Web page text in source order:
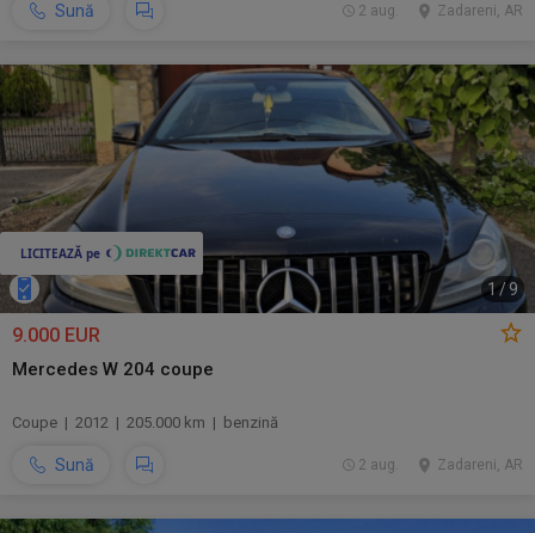
Sună Zadareni, AR
2 aug.
1/ 9
9.000 EUR
Mercedes W 204 coupe
Coupe | 2012 | 205.000 km | benzină
Sună Zadareni, AR
2 aug.